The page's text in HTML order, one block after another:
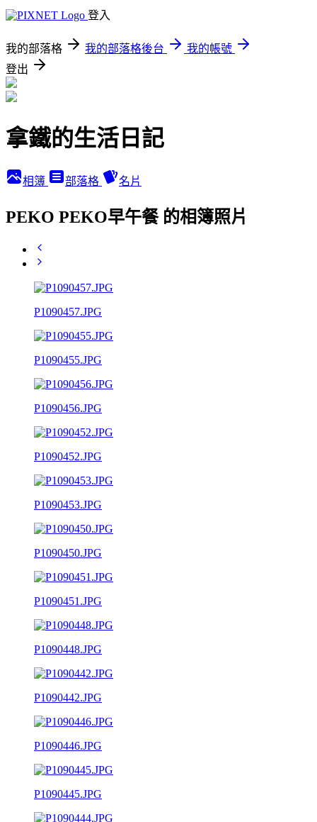
登入
我的部落格 我的部落格後台
我的帳號
登出
拿鐵的生活日記
相簿 部落格 名片
PEKO PEKO早午餐 的相簿照片
P1090457.JPG
P1090455.JPG
P1090456.JPG
P1090452.JPG
P1090453.JPG
P1090450.JPG
P1090451.JPG
P1090448.JPG
P1090442.JPG
P1090446.JPG
P1090445.JPG